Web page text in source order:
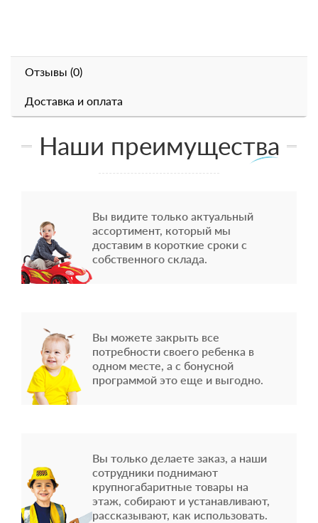
Отзывы (0)
Доставка и оплата
Наши преимущества
Вы видите только актуальный
ассортимент, который мы
доставим в короткие сроки с
собственного склада.
Вы можете закрыть все
потребности своего ребенка в
одном месте, а с бонусной
программой это еще и выгодно.
Вы только делаете заказ, а наши
сотрудники поднимают
крупногабаритные товары на
этаж, собирают и устанавливают,
рассказывают, как использовать.